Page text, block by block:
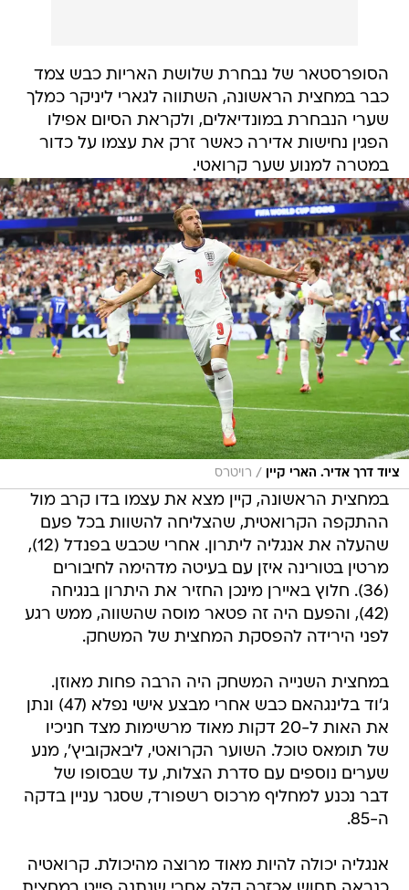
הסופרסטאר של נבחרת שלושת האריות כבש צמד
כבר במחצית הראשונה, השתווה לגארי ליניקר כמלך
שערי הנבחרת במונדיאלים, ולקראת הסיום אפילו
הפגין נחישות אדירה כאשר זרק את עצמו על כדור
במטרה למנוע שער קרואטי.
ציוד דרך אדיר. הארי קיין / רויטרס
במחצית הראשונה, קיין מצא את עצמו בדו קרב מול
ההתקפה הקרואטית, שהצליחה להשוות בכל פעם
שהעלה את אנגליה ליתרון. אחרי שכבש בפנדל (12),
מרטין בטורינה איזן עם בעיטה מדהימה לחיבורים
(36). חלוץ באיירן מינכן החזיר את היתרון בנגיחה
(42), והפעם היה זה פטאר מוסה שהשווה, ממש רגע
לפני הירידה להפסקת המחצית של המשחק.
במחצית השנייה המשחק היה הרבה פחות מאוזן.
ג'וד בלינגהאם כבש אחרי מבצע אישי נפלא (47) ונתן
את האות ל-20 דקות מאוד מרשימות מצד חניכיו
של תומאס טוכל. השוער הקרואטי, ליבאקוביץ', מנע
שערים נוספים עם סדרת הצלות, עד שבסופו של
דבר נכנע למחליף מרכוס רשפורד, שסגר עניין בדקה
ה-85.
אנגליה יכולה להיות מאוד מרוצה מהיכולת. קרואטיה